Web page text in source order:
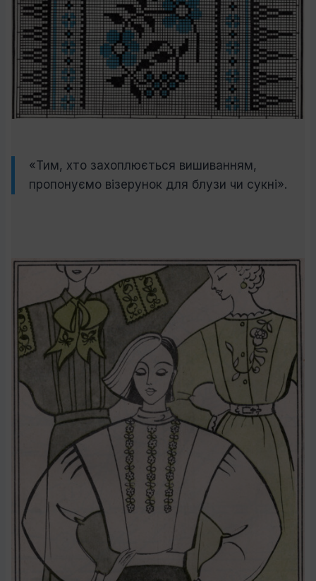
«Тим, хто захоплюється вишиванням,
пропонуємо візерунок для блузи чи сукні».